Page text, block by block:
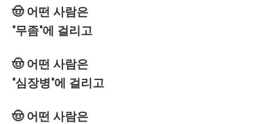
🤠 어떤 사람은
"무좀"에 걸리고
🤠 어떤 사람은
"심장병"에 걸리고
🤠 어떤 사람은